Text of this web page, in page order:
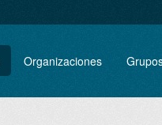
Organizaciones